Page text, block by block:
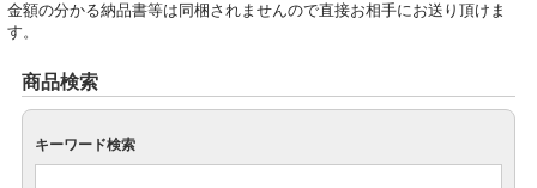
金額の分かる納品書等は同梱されませんので直接お相手にお送り頂けま
す。
商品検索
キーワード検索